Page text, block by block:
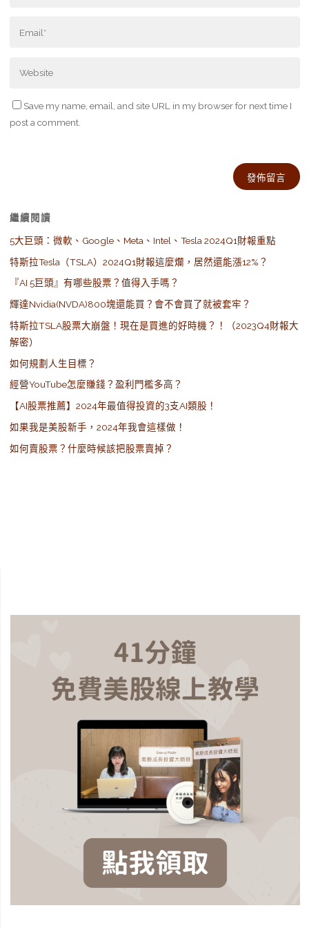
Save my name, email, and site URL in my browser for next time I
post a comment.
繼續閱讀
5大巨頭：微軟、Google、Meta、Intel、Tesla 2024Q1財報重點
特斯拉Tesla（TSLA）2024Q1財報這麼爛，居然還能漲12%？
『AI 5巨頭』有哪些股票？值得入手嗎？
輝達Nvidia(NVDA)800塊還能買？會不會買了就被套牢？
特斯拉TSLA股票大崩盤！現在是買進的好時機？！（2023Q4財報大
解密）
如何規劃人生目標？
經營YouTube怎麼賺錢？盈利門檻多高？
【AI股票推薦】2024年最值得投資的3支AI類股！
如果我是美股新手，2024年我會這樣做！
如何賣股票？什麼時候該把股票賣掉？